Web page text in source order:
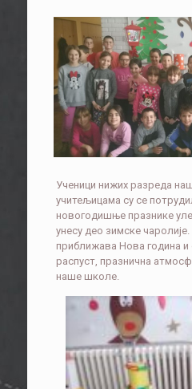
Ученици нижих разреда
учитељицама су се
новогодишње празнике
унесу део зимске
приближава Нова година и
распуст, празнична
наше школе.